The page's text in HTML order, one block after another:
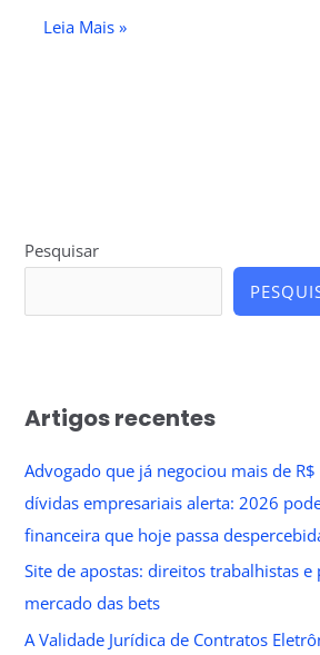
Leia Mais »
Pesquisar
Artigos recentes
Advogado que já negociou mais de
dívidas empresariais alerta: 2026
financeira que hoje passa
Site de apostas: direitos trabalhistas e
mercado das bets
A Validade Jurídica de Contratos